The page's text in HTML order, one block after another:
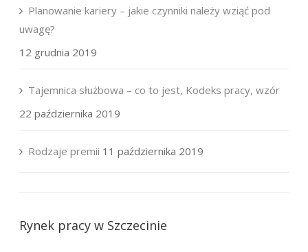
Planowanie kariery – jakie czynniki należy wziąć pod
uwagę?
12 grudnia 2019
Tajemnica służbowa – co to jest, Kodeks pracy, wzór
22 października 2019
Rodzaje premii 11 października 2019
Rynek pracy w Szczecinie